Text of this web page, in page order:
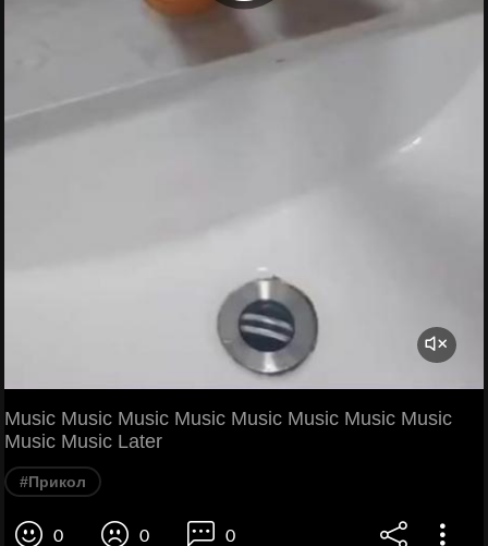
Music Music Music Music Music Music Music Music
Music Music Later
#Прикол
0 0 0